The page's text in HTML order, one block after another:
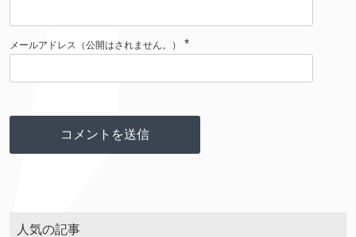
メールアドレス（公開はされません。） *
人気の記事